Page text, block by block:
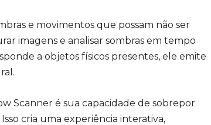
e movimentos que possam não ser
imagens e analisar sombras em tempo
a objetos físicos presentes, ele emite
Scanner é sua capacidade de sobrepor
cria uma experiência interativa,